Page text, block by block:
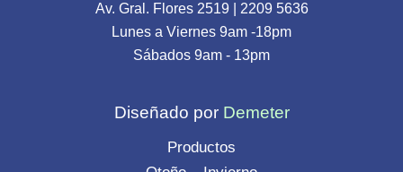
Av. Gral. Flores 2519| 2209 5636
Lunes a Viernes 9am -18pm
Sábados 9am - 13pm
Diseñado por Demeter
Productos